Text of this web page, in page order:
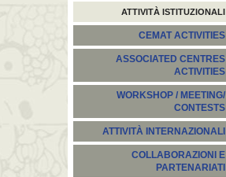
ATTIVITÀ ISTITUZIONALI
CEMAT ACTIVITIES
ASSOCIATED CENTRES
ACTIVITIES
WORKSHOP / MEETING/
CONTESTS
ATTIVITÀ INTERNAZIONALI
COLLABORAZIONI E
PARTENARIATI